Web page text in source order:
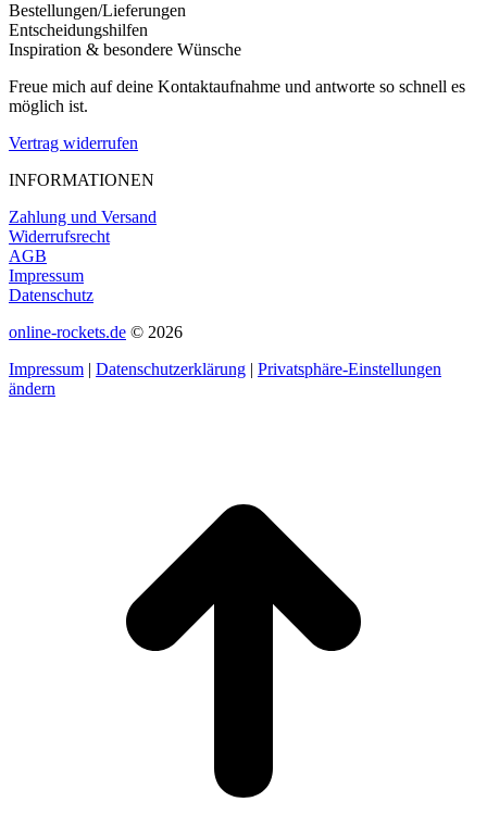
Bestellungen/Lieferungen
Entscheidungshilfen
Inspiration & besondere Wünsche
Freue mich auf deine Kontaktaufnahme und antworte so schnell es
möglich ist.
Vertrag widerrufen
INFORMATIONEN
Zahlung und Versand
Widerrufsrecht
AGB
Impressum
Datenschutz
online-rockets.de © 2026
Impressum | Datenschutzerklärung | Privatsphäre-Einstellungen
ändern